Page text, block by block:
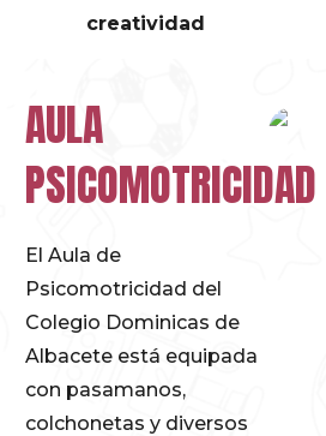
creatividad
AULA
PSICOMOTRICIDAD
El Aula de
Psicomotricidad del
Colegio Dominicas de
Albacete está equipada
con pasamanos,
colchonetas y diversos